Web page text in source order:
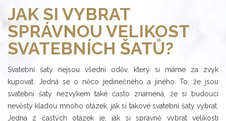
JAK SI VYBRAT
SPRÁVNOU VELIKOST
SVATEBNÍCH ŠATŮ?
Svatební šaty nejsou všední oděv, který si máme za zvyk
kupovat. Jedná se o něco jedinečného a jiného. To, že jsou
svatební šaty nezvykem také často znamená, že si budoucí
nevěsty kladou mnoho otázek, jak si takové svatební šaty vybrat.
Jedna z častých otázek je, jak si správně vybrat velikosti